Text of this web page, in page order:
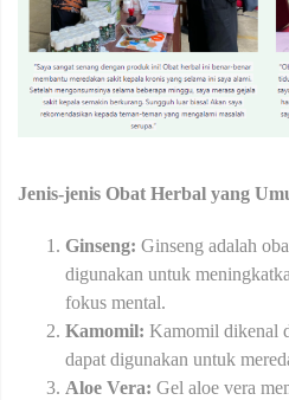
Jenis-jenis Obat Herbal yang
Ginseng: Ginseng adalah
digunakan untuk
fokus mental.
Kamomil: Kamomil dikenal
dapat digunakan untuk
Aloe Vera: Gel aloe vera